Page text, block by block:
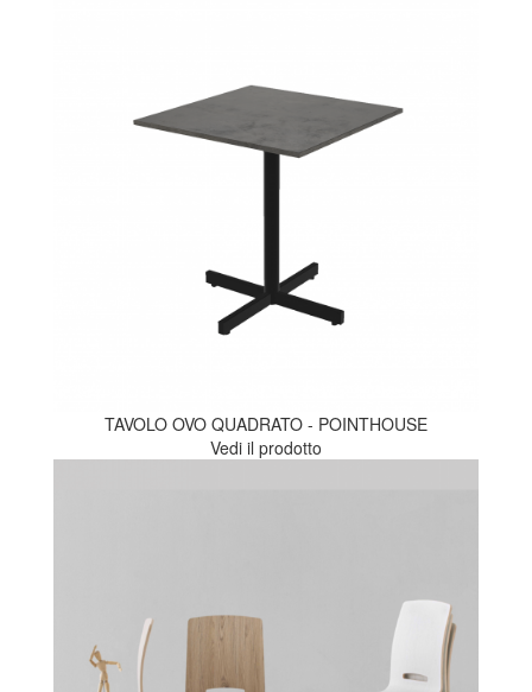
TAVOLO OVO QUADRATO - POINTHOUSE
Vedi il prodotto